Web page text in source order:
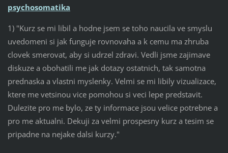
psychosomatika
1) "Kurz se mi libil a hodne jsem se toho naucila ve smyslu
uvedomeni si jak funguje rovnovaha a k cemu ma zhruba
clovek smerovat, aby si udrzel zdravi. Vedli jsme zajimave
diskuze a obohatili me jak dotazy ostatnich, tak samotna
prednaska a vlastni myslenky. Velmi se mi libily vizualizace,
ktere me vetsinou vice pomohou si veci lepe predstavit.
Dulezite pro me bylo, ze ty informace jsou velice potrebne a
pro me aktualni. Dekuji za velmi prospesny kurz a tesim se
pripadne na nejake dalsi kurzy."